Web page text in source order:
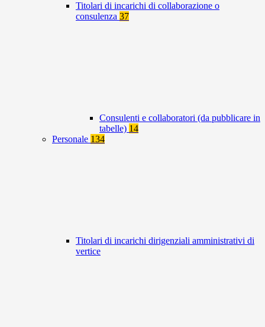
Titolari di incarichi di collaborazione o
consulenza 37
Consulenti e collaboratori (da pubblicare in
tabelle) 14
Personale 134
Titolari di incarichi dirigenziali amministrativi di
vertice